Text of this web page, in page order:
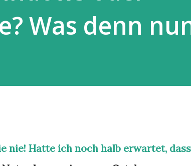
Was denn
nie! Hatte ich noch halb erwartet, dass